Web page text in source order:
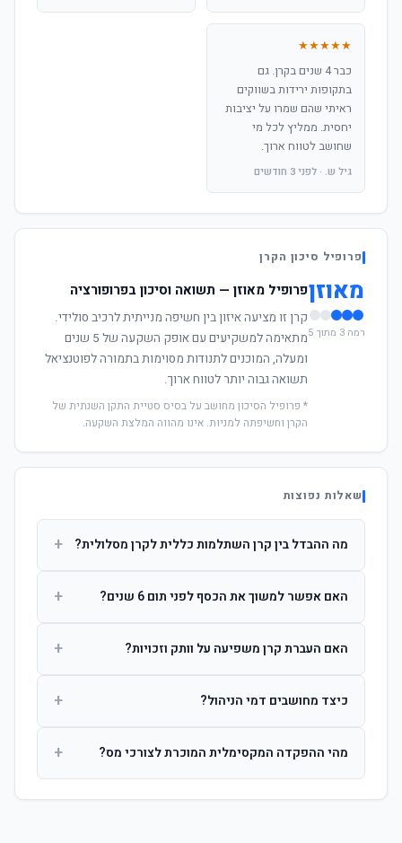
★★★★★
כבר 4 שנים בקרן. גם
בתקופות ירידות בשווקים
ראיתי שהם שמרו על יציבות
יחסית. ממליץ לכל מי
שחושב לטווח ארוך.
גיל ש. · לפני 3 חודשים
פרופיל סיכון הקרן
מאוזן
רמה 3 מתוך 5
פרופיל מאוזן — תשואה וסיכון בפרופורציה
קרן זו מציעה איזון בין חשיפה מנייתית לרכיב סולידי.
מתאימה למשקיעים עם אופק השקעה של 5 שנים
ומעלה, המוכנים לתנודות מסוימות בתמורה לפוטנציאל
תשואה גבוה יותר לטווח ארוך.
* פרופיל הסיכון מחושב על בסיס סטיית התקן השנתית של
הקרן וחשיפתה למניות. אינו מהווה המלצת השקעה.
שאלות נפוצות
מה ההבדל בין קרן השתלמות כללית לקרן מסלולית? +
ההשקעות. קרן מסלולית עוקבת אחרי מדד ספציפי ומאפשרת
האם אפשר למשוך את הכסף לפני תום 6 שנים? +
הרווחים. לאחר 6 שנים ניתן למשוך פטור ממס עד לתקרה
האם העברת קרן משפיעה על וותק וזכויות? +
החברות. הוותק ממשיך להיספר מיום ההפקדה הראשונה.
כיצד מחושבים דמי הניהול? +
ומתן על שיעורם בעת הצטרפות.
מהי ההפקדה המקסימלית המוכרת לצורכי מס? +